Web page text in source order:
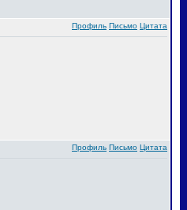
Профиль Письмо Цитата
Профиль Письмо Цитата